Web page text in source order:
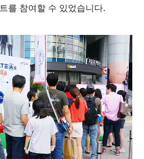
를 참여할 수 있었습니다.